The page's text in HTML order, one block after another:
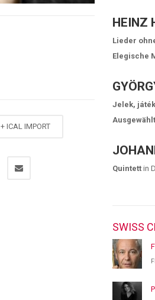
+ ICAL IMPORT
HEINZ
Lieder
Elegische
Jelek,
Quintett in
SWISS